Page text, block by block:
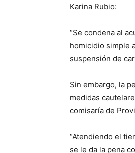
Karina Rubio:
“Se condena al
homicidio simple
suspensión de
Sin embargo, la
medidas
comisaría de
“Atendiendo el
se le da la pena